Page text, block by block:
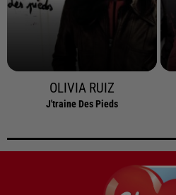
OLIVIA RUIZ
J'traine Des Pieds